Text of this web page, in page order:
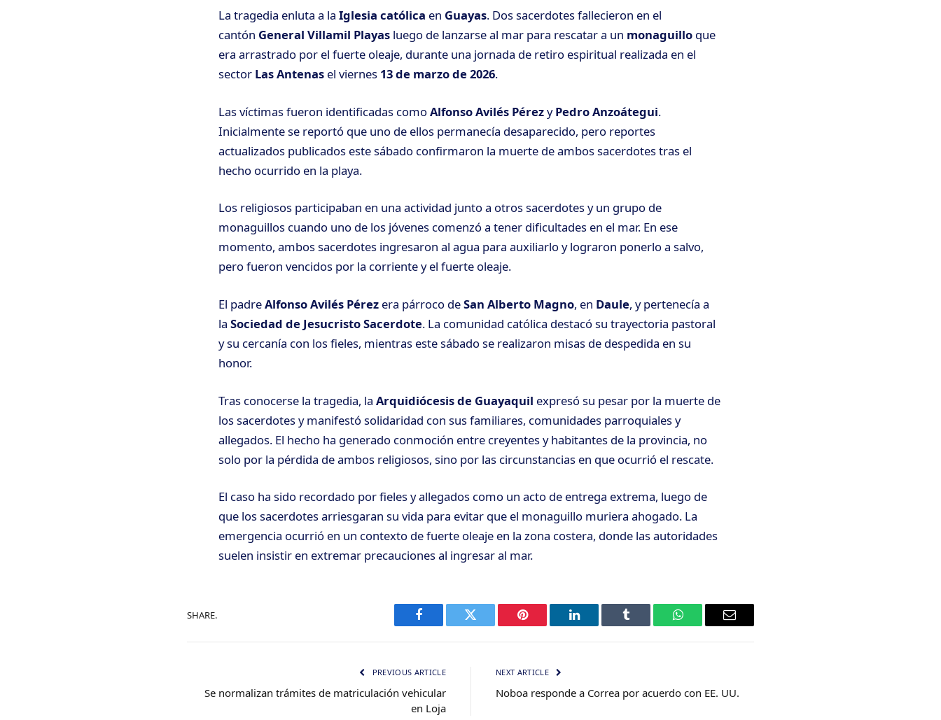
La tragedia enluta a la Iglesia católica en Guayas. Dos sacerdotes fallecieron en el
cantón General Villamil Playas luego de lanzarse al mar para rescatar a un monaguillo que
era arrastrado por el fuerte oleaje, durante una jornada de retiro espiritual realizada en el
sector Las Antenas el viernes 13 de marzo de 2026.
Las víctimas fueron identificadas comoAlfonso Avilés PérezyPedro Anzoátegui.
Inicialmente se reportó que uno de ellos permanecía desaparecido, pero reportes
actualizados publicados este sábado confirmaron la muerte de ambos sacerdotes tras el
hecho ocurrido en la playa.
Los religiosos participaban en una actividad junto a otros sacerdotes y un grupo de
monaguillos cuando uno de los jóvenes comenzó a tener dificultades en el mar. En ese
momento, ambos sacerdotes ingresaron al agua para auxiliarlo y lograron ponerlo a salvo,
pero fueron vencidos por la corriente y el fuerte oleaje.
El padreAlfonso Avilés Pérez era párroco deSan Alberto Magno, en Daule, y pertenecía a
la Sociedad de Jesucristo Sacerdote. La comunidad católica destacó su trayectoria pastoral
y su cercanía con los fieles, mientras este sábado se realizaron misas de despedida en su
honor.
Tras conocerse la tragedia, la Arquidiócesis de Guayaquil expresó su pesar por la muerte de
los sacerdotes y manifestó solidaridad con sus familiares, comunidades parroquiales y
allegados. El hecho ha generado conmoción entre creyentes y habitantes de la provincia, no
solo por la pérdida de ambos religiosos, sino por las circunstancias en que ocurrió el rescate.
El caso ha sido recordado por fieles y allegados como un acto de entrega extrema, luego de
que los sacerdotes arriesgaran su vida para evitar que el monaguillo muriera ahogado. La
emergencia ocurrió en un contexto de fuerte oleaje en la zona costera, donde las autoridades
suelen insistir en extremar precauciones al ingresar al mar.
SHARE.
Facebook Twitter Pinterest LinkedIn Tumblr WhatsAppEmail
PREVIOUS ARTICLE
Se normalizan trámites de matriculación vehicular
en Loja
NEXT ARTICLE
Noboa responde a Correa por acuerdo con EE. UU.